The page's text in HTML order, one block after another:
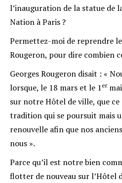
l’inauguration de la statue de
Nation à Paris ?
Permettez-moi de reprendre
Rougeron, pour dire combien
Georges Rougeron disait : «
lorsque, le 18 mars et le 1er
sur notre Hôtel de ville, que ce
tradition qui se poursuit mais
renouvelle afin que nos
nous ».
Parce qu’il est notre bien
flotter de nouveau sur l’Hôtel